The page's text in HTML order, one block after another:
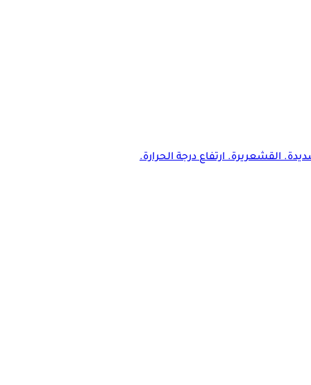
القشعريرة. ارتفاع درجة الحرارة.